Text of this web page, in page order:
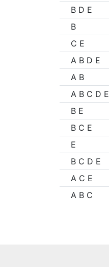
B D E
B
C E
A B D E
A B
A B C D E
B E
B C E
E
B C D E
A C E
A B C